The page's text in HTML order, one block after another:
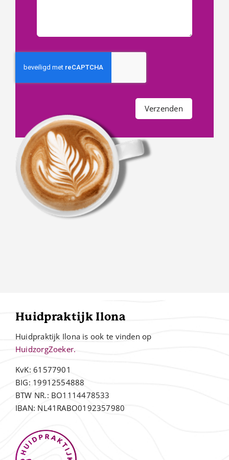
Verzenden
Huidpraktijk Ilona
Huidpraktijk Ilona is ook te vinden op
HuidzorgZoeker.
KvK: 61577901
BIG: 19912554888
BTW NR.: BO1114478533
IBAN: NL41RABO0192357980